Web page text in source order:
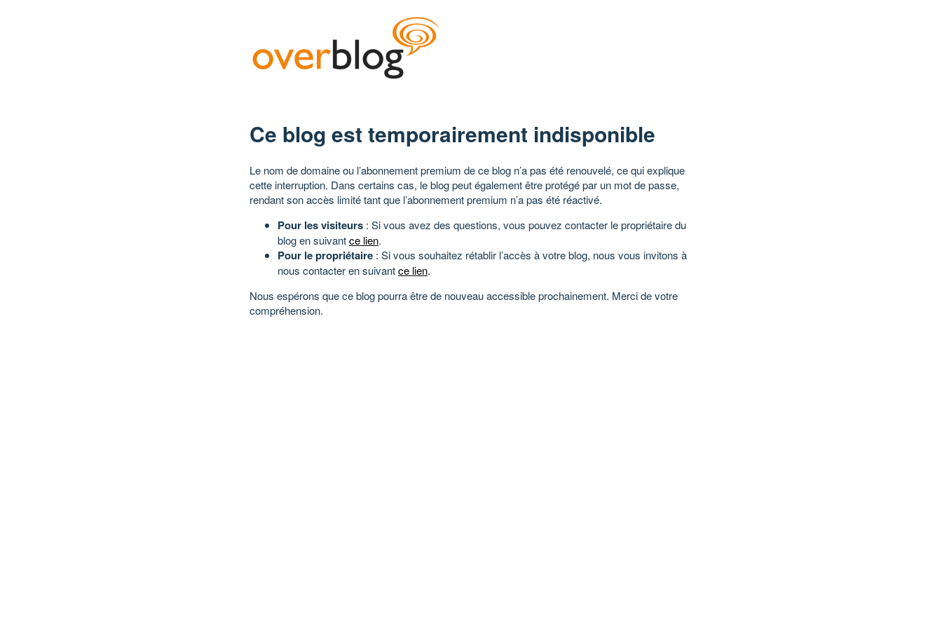
Ce blog est temporairement indisponible
Le nom de domaine ou l’abonnement premium de ce blog n’a pas été renouvelé, ce qui explique
cette interruption. Dans certains cas, le blog peut également être protégé par un mot de passe,
rendant son accès limité tant que l’abonnement premium n’a pas été réactivé.
Pour les visiteurs : Si vous avez des questions, vous pouvez contacter le propriétaire du
blog en suivantce lien.
Pour le propriétaire : Si vous souhaitez rétablir l’accès à votre blog, nous vous invitons à
nous contacter en suivantce lien.
Nous espérons que ce blog pourra être de nouveau accessible prochainement. Merci de votre
compréhension.